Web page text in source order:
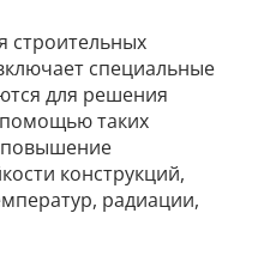
строительных
специальные
для решения
таких
повышение
конструкций,
радиации,